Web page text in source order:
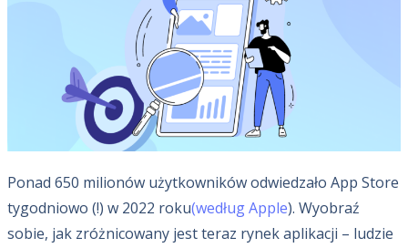
Ponad 650 milionów użytkowników odwiedzało App Store
tygodniowo (!) w 2022 roku(według Apple). Wyobraź
sobie, jak zróżnicowany jest teraz rynek aplikacji – ludzie